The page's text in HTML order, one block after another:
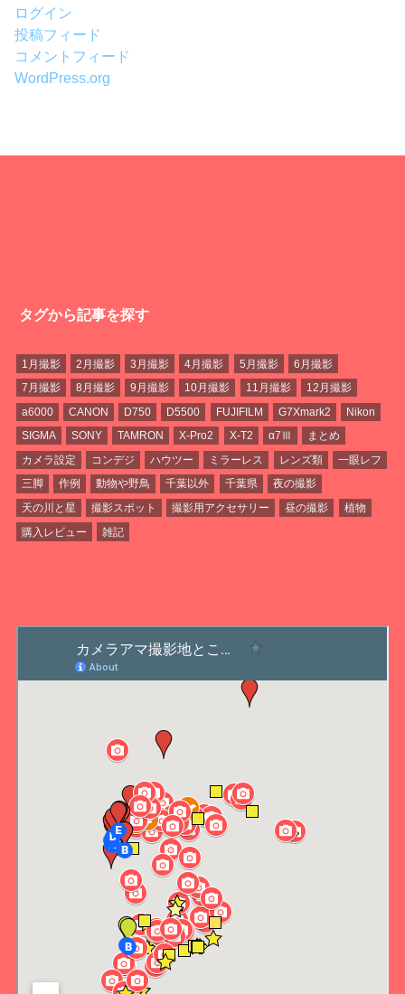
ログイン
投稿フィード
コメントフィード
WordPress.org
タグから記事を探す
1月撮影 2月撮影 3月撮影 4月撮影 5月撮影
6月撮影
7月撮影
8月撮影 9月撮影 10月撮影 11月撮影
12月撮影
a6000
CANON D750 D5500 FUJIFILM G7Xmark2
Nikon
SIGMA
SONY TAMRON X-Pro2 X-T2 α7Ⅲ
まとめ
カメラ設定
コンデジ ハウツー ミラーレス レンズ類
一眼レフ
三脚
作例 動物や野鳥 千葉以外 千葉県
夜の撮影
天の川と星
撮影スポット 撮影用アクセサリー 昼の撮影
植物
購入レビュー
雑記